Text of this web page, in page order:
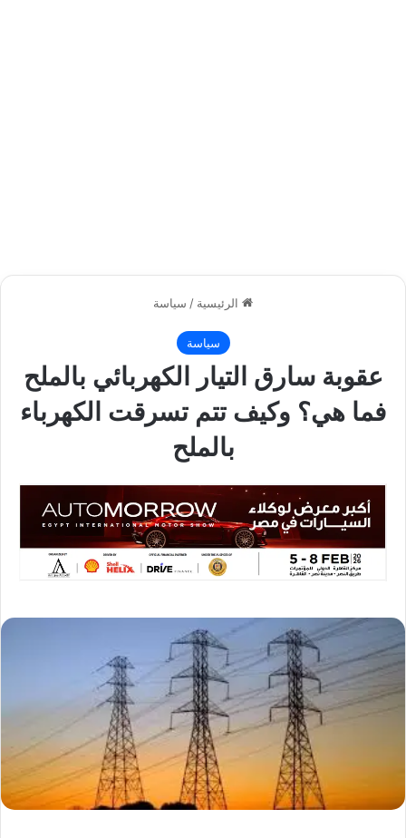
الرئيسية / سياسة
سياسة
عقوبة سارق التيار الكهربائي بالملح
فما هي؟ وكيف تتم تسرقت الكهرباء
بالملح